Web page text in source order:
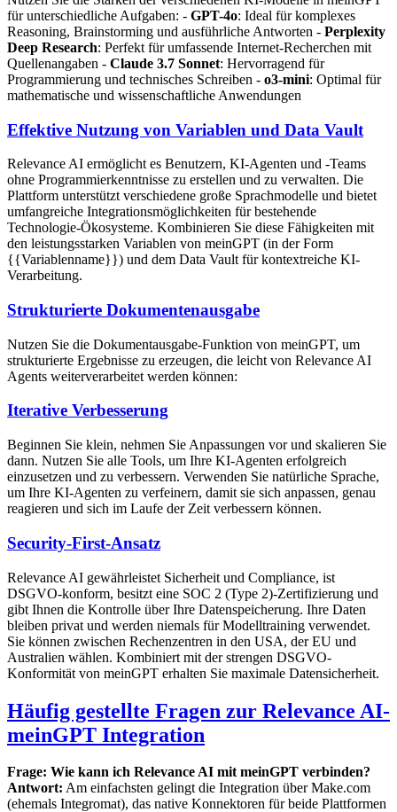
für unterschiedliche Aufgaben: - GPT-4o: Ideal für komplexes
Reasoning, Brainstorming und ausführliche Antworten - Perplexity
Deep Research: Perfekt für umfassende Internet-Recherchen mit
Quellenangaben - Claude 3.7 Sonnet: Hervorragend für
Programmierung und technisches Schreiben - o3-mini: Optimal für
mathematische und wissenschaftliche Anwendungen
Effektive Nutzung von Variablen und Data Vault
Relevance AI ermöglicht es Benutzern, KI-Agenten und -Teams
ohne Programmierkenntnisse zu erstellen und zu verwalten. Die
Plattform unterstützt verschiedene große Sprachmodelle und bietet
umfangreiche Integrationsmöglichkeiten für bestehende
Technologie-Ökosysteme. Kombinieren Sie diese Fähigkeiten mit
den leistungsstarken Variablen von meinGPT (in der Form
{{Variablenname}}) und dem Data Vault für kontextreiche KI-
Verarbeitung.
Strukturierte Dokumentenausgabe
Nutzen Sie die Dokumentausgabe-Funktion von meinGPT, um
strukturierte Ergebnisse zu erzeugen, die leicht von Relevance AI
Agents weiterverarbeitet werden können:
Iterative Verbesserung
Beginnen Sie klein, nehmen Sie Anpassungen vor und skalieren Sie
dann. Nutzen Sie alle Tools, um Ihre KI-Agenten erfolgreich
einzusetzen und zu verbessern. Verwenden Sie natürliche Sprache,
um Ihre KI-Agenten zu verfeinern, damit sie sich anpassen, genau
reagieren und sich im Laufe der Zeit verbessern können.
Security-First-Ansatz
Relevance AI gewährleistet Sicherheit und Compliance, ist
DSGVO-konform, besitzt eine SOC 2 (Type 2)-Zertifizierung und
gibt Ihnen die Kontrolle über Ihre Datenspeicherung. Ihre Daten
bleiben privat und werden niemals für Modelltraining verwendet.
Sie können zwischen Rechenzentren in den USA, der EU und
Australien wählen. Kombiniert mit der strengen DSGVO-
Konformität von meinGPT erhalten Sie maximale Datensicherheit.
Häufig gestellte Fragen zur Relevance AI-
meinGPT Integration
Frage: Wie kann ich Relevance AI mit meinGPT verbinden?
Antwort: Am einfachsten gelingt die Integration über Make.com
(ehemals Integromat), das native Konnektoren für beide Plattformen